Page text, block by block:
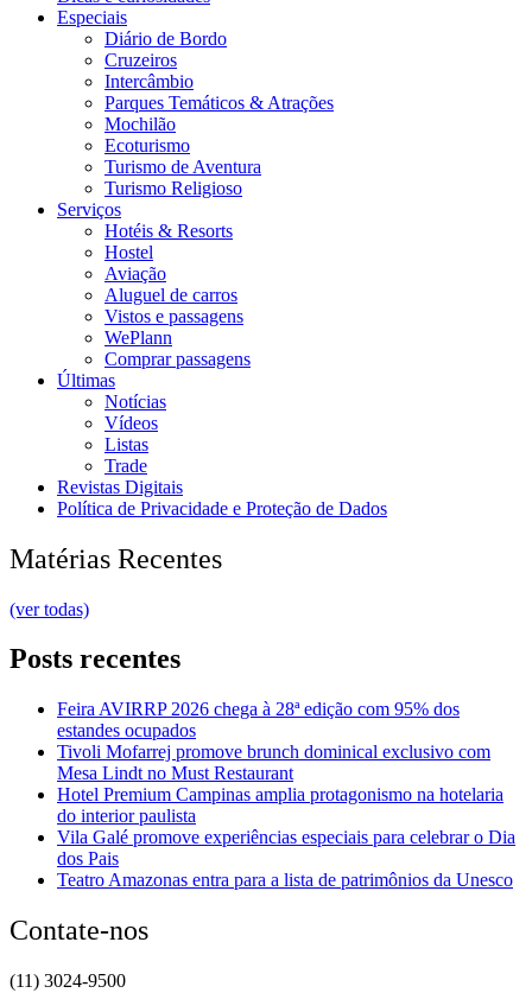
Especiais
Diário de Bordo
Cruzeiros
Intercâmbio
Parques Temáticos & Atrações
Mochilão
Ecoturismo
Turismo de Aventura
Turismo Religioso
Serviços
Hotéis & Resorts
Hostel
Aviação
Aluguel de carros
Vistos e passagens
WePlann
Comprar passagens
Últimas
Notícias
Vídeos
Listas
Trade
Revistas Digitais
Política de Privacidade e Proteção de Dados
Matérias Recentes
(ver todas)
Posts recentes
Feira AVIRRP 2026 chega à 28ª edição com 95% dos
estandes ocupados
Tivoli Mofarrej promove brunch dominical exclusivo com
Mesa Lindt no Must Restaurant
Hotel Premium Campinas amplia protagonismo na hotelaria
do interior paulista
Vila Galé promove experiências especiais para celebrar o Dia
dos Pais
Teatro Amazonas entra para a lista de patrimônios da Unesco
Contate-nos
(11) 3024-9500